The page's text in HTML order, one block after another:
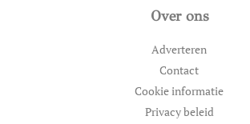
Over ons
Adverteren
Contact
Cookie informatie
Privacy beleid